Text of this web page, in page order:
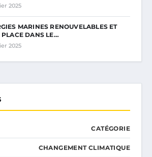
2025
MARINES RENOUVELABLES ET
PLACE DANS LE…
2025
CATÉGORIE
CHANGEMENT CLIMATIQUE